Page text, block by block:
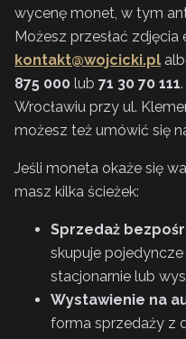
wycenę monet, w tym
Możesz przesłać
kontakt@wojcicki.pl
875 000 lub 71 30 70 111
Wrocławiu przy ul.
możesz też umówić się
Jeśli moneta okaże się
masz kilka ścieżek:
Sprzedaż
skupuje pojedyncze
stacjonarnie lub
Wystawienie na
forma sprzedaży z